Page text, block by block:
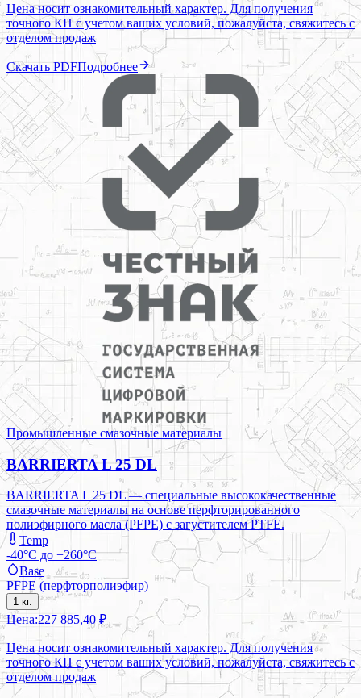
Цена носит ознакомительный характер. Для получения
точного КП с учетом ваших условий, пожалуйста, свяжитесь с
отделом продаж
Скачать PDFПодробнее
Промышленные смазочные материалы
BARRIERTA L 25 DL
BARRIERTA L 25 DL — специальные высококачественные
смазочные материалы на основе перфторированного
полиэфирного масла (PFPE) с загустителем PTFE.
Temp
-40°C до +260°C
Base
PFPE (перфторполиэфир)
1 кг.
Цена:227 885,40 ₽
Цена носит ознакомительный характер. Для получения
точного КП с учетом ваших условий, пожалуйста, свяжитесь с
отделом продаж